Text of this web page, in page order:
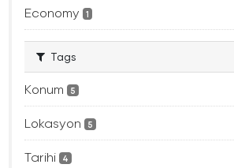
Economy 1
Tags
Konum 5
Lokasyon 5
Tarihi 4